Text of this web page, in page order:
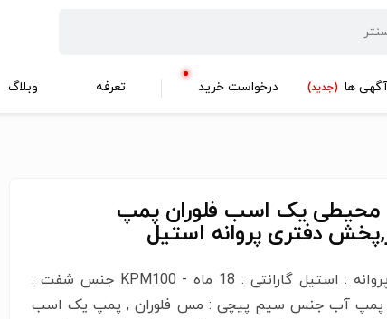
آگهی ها (جدید) درخواست خرید تعرفه وبلاگ
یک اسب فلوران پمپ
دفتری پروانه استیل
جنس پروانه : استیل گارانتی : 18 ماه - KPM100 جنس شفت :
پمپ آب جنس سیم پیچی : مس فلوران , پمپ یک اسب